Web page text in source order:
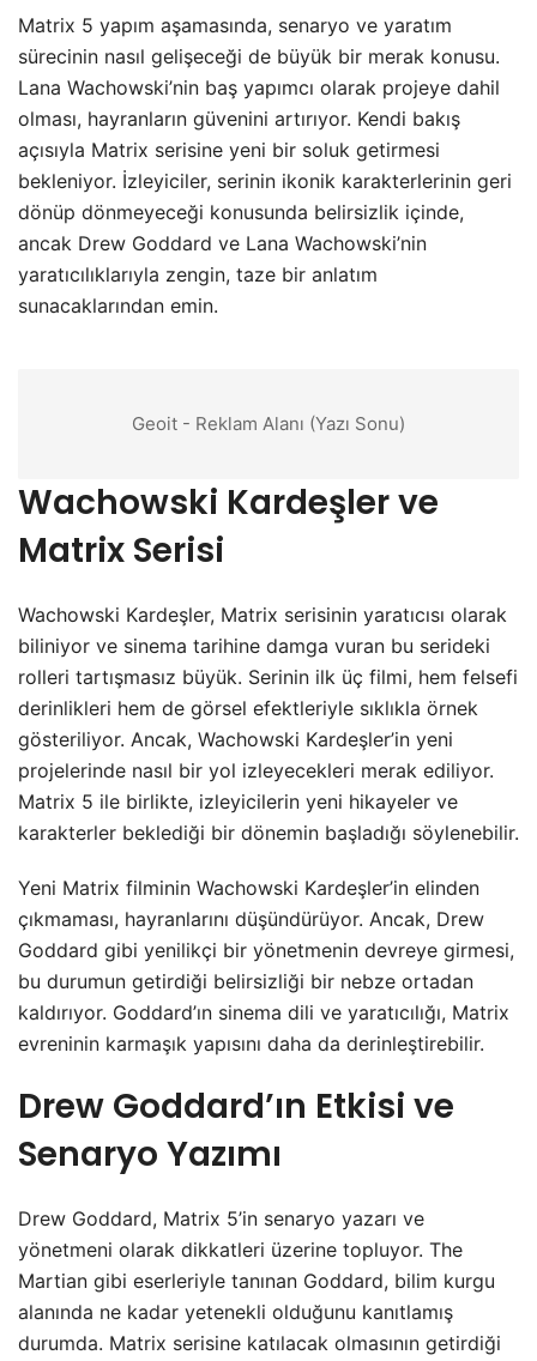
Matrix 5 yapım aşamasında, senaryo ve yaratım
sürecinin nasıl gelişeceği de büyük bir merak konusu.
Lana Wachowski’nin baş yapımcı olarak projeye dahil
olması, hayranların güvenini artırıyor. Kendi bakış
açısıyla Matrix serisine yeni bir soluk getirmesi
bekleniyor. İzleyiciler, serinin ikonik karakterlerinin geri
dönüp dönmeyeceği konusunda belirsizlik içinde,
ancak Drew Goddard ve Lana Wachowski’nin
yaratıcılıklarıyla zengin, taze bir anlatım
sunacaklarından emin.
Geoit - Reklam Alanı (Yazı Sonu)
Wachowski Kardeşler ve
Matrix Serisi
Wachowski Kardeşler, Matrix serisinin yaratıcısı olarak
biliniyor ve sinema tarihine damga vuran bu serideki
rolleri tartışmasız büyük. Serinin ilk üç filmi, hem felsefi
derinlikleri hem de görsel efektleriyle sıklıkla örnek
gösteriliyor. Ancak, Wachowski Kardeşler’in yeni
projelerinde nasıl bir yol izleyecekleri merak ediliyor.
Matrix 5 ile birlikte, izleyicilerin yeni hikayeler ve
karakterler beklediği bir dönemin başladığı söylenebilir.
Yeni Matrix filminin Wachowski Kardeşler’in elinden
çıkmaması, hayranlarını düşündürüyor. Ancak, Drew
Goddard gibi yenilikçi bir yönetmenin devreye girmesi,
bu durumun getirdiği belirsizliği bir nebze ortadan
kaldırıyor. Goddard’ın sinema dili ve yaratıcılığı, Matrix
evreninin karmaşık yapısını daha da derinleştirebilir.
Drew Goddard’ın Etkisi ve
Senaryo Yazımı
Drew Goddard, Matrix 5’in senaryo yazarı ve
yönetmeni olarak dikkatleri üzerine topluyor. The
Martian gibi eserleriyle tanınan Goddard, bilim kurgu
alanında ne kadar yetenekli olduğunu kanıtlamış
durumda. Matrix serisine katılacak olmasının getirdiği